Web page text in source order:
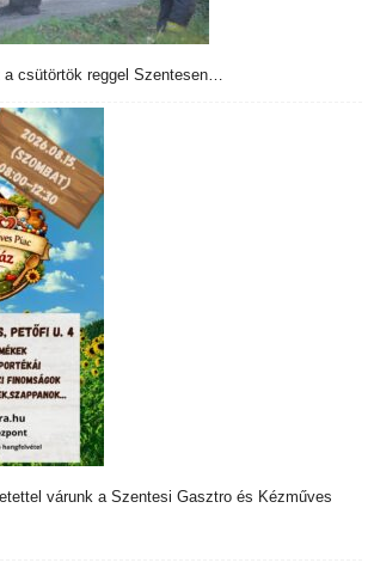
csütörtök reggel Szentesen…
várunk a Szentesi Gasztro és Kézműves